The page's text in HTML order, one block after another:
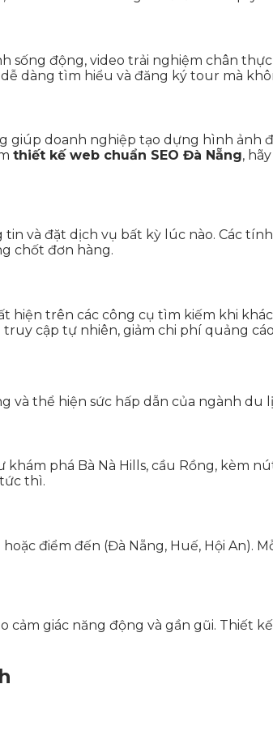
động, video trải nghiệm chân
dàng tìm hiểu và đăng ký tour mà
giúp doanh nghiệp tạo dựng hình ảnh
thiết kế web chuẩn SEO Đà Nẵng,
và đặt dịch vụ bất kỳ lúc nào. Các
chốt đơn hàng.
hiện trên các công cụ tìm kiếm khi
cập tự nhiên, giảm chi phí quảng
và thể hiện sức hấp dẫn của ngành du
phá Bà Nà Hills, cầu Rồng, kèm
thì.
điểm đến (Đà Nẵng, Huế, Hội An).
giác năng động và gần gũi. Thiết